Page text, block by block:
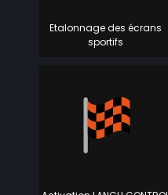
Etalonnage des écrans
sportifs